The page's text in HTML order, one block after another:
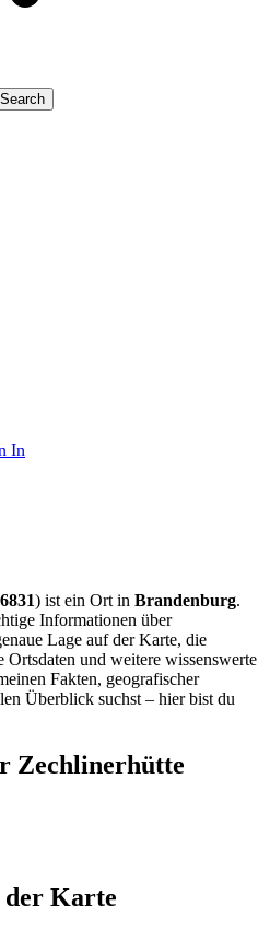
In
) ist ein Ort in Brandenburg.
Informationen über
Lage auf der Karte, die
und weitere wissenswerte
Fakten, geografischer
Überblick suchst – hier bist du
Zechlinerhütte
der Karte